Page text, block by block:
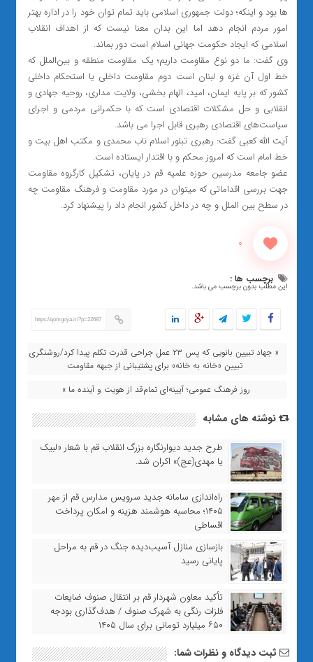
ها بود و اینکه؛ دولت جمهوری اسلامی باید تمام توان خود را در اداره بهتر
امور مردم انجام دهد اما این بدان معنا نیست که از اهداف انقلاب
اسلامی که ایجاد حکومت جهانی اسلام است دور بماند.
وی گفت: ما دو نوع مقاومت داریم؛ یک مقاومت منطقه و بین‌الملل که
خط اول آن غزه و لبنان است دوم مقاومت داخلی یا استحکام داخلی
کشور که بر پایه ایمان، امید، الهام بخشی، ولایت مداری، روحیه جهادی و
انقلابی و حل مشکلات اقتصادی است که با حکمرانی مردمی و اجرای
سیاست‌های اقتصادی رهبری قابل اجرا می باشد.
آیت الله کعبی گفت: رهبری تبلور اسلام ناب محمدی و مکتب اهل بیت و
خط امام است که امروز محکم و با اقتدار ایستاده است‌.
عضو جامعه مدرسین حوزه علمیه قم در پایان، تشکیل کارگروه مقاومت
جهت بررسی اقداماتی که میتوان در مورد مقاومت و فرهنگ مقاومت چه
در سطح بین الملل و چه در داخل کشور انجام داد را پیشنهاد کرد.
0
برچسب ها :
این مطلب بدون برچسب می باشد.
https://qomgoya.ir/?p=22687
« جهاد تبیین بانویی که پس ۲۳ عمل جراحی قدرت تکلم پیدا کرد/روشنگری و
تبیین «خانه به خانه» برای پشتیبانی از جبهه مقاومت
روز فرهنگ عمومی؛ آیینه‌ای تمام‌قد از هویت و آینده ما »
نوشته های مشابه
طرح جدید دیوارنگاره بزرگ انقلاب قم با شعار «لبیک
یا مهدی(عج)» اکران شد.
راه‌اندازی سامانه جدید سرویس مدارس قم از مهر
۱۴۰۵؛ محاسبه هوشمند هزینه و امکان پرداخت
اقساطی
بازسازی منازل آسیب‌دیده جنگ در قم به مراحل
پایانی رسید
تأکید معاون شهردار قم بر انتقال صنوف ضایعات
فلزات رنگی به شهرک صنوف / هدف‌گذاری بودجه
۶۵۰ میلیارد تومانی برای سال ۱۴۰۵
ثبت دیدگاه و نظرات شما: